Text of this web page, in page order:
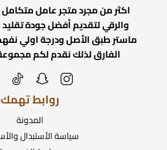
اكثر من مجرد متجر عامل
والرقي لتقديم أفضل جودة
ماستر طبق الأصل ودرجة اولي
الفارق لذلك نقدم لكم
روابط تهمك
المدونة
سياسة الأستبدال